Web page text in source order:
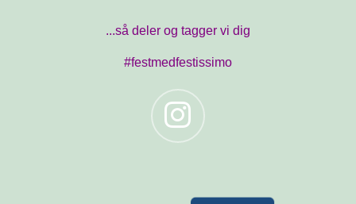
...så deler og tagger vi dig
#festmedfestissimo